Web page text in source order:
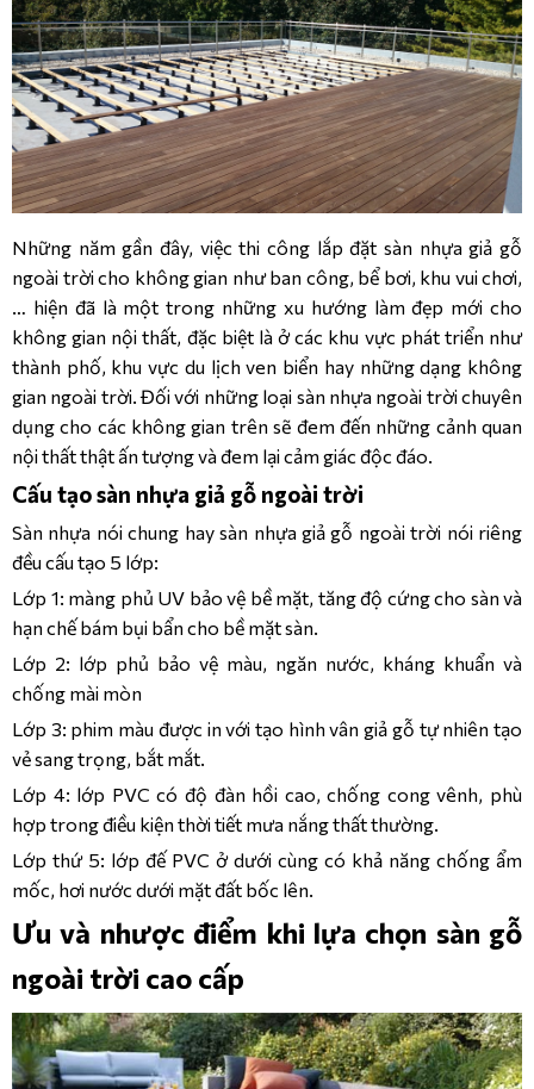
KRONOPOL
AQUA
FIORI
–
10MM/AC6
KRONOPOL
AQUA
LOUVRE
-
KRONOPOL
AQUA
SYMFONIA
–
12MM/AC5
Những năm gần đây, việc thi công lắp đặt sàn nhựa giả gỗ
ngoài trời cho không gian như ban công, bể bơi, khu vui chơi,
… hiện đã là một trong những xu hướng làm đẹp mới cho
không gian nội thất, đặc biệt là ở các khu vực phát triển như
thành phố, khu vực du lịch ven biển hay những dạng không
gian ngoài trời. Đối với những loại sàn nhựa ngoài trời chuyên
dụng cho các không gian trên sẽ đem đến những cảnh quan
nội thất thật ấn tượng và đem lại cảm giác độc đáo.
Cấu tạo sàn nhựa giả gỗ ngoài trời
Sàn nhựa nói chung hay sàn nhựa giả gỗ ngoài trời nói riêng
đều cấu tạo 5 lớp:
Lớp 1: màng phủ UV bảo vệ bề mặt, tăng độ cứng cho sàn và
hạn chế bám bụi bẩn cho bề mặt sàn.
Lớp 2: lớp phủ bảo vệ màu, ngăn nước, kháng khuẩn và
chống mài mòn
Lớp 3: phim màu được in với tạo hình vân giả gỗ tự nhiên tạo
vẻ sang trọng, bắt mắt.
Lớp 4: lớp PVC có độ đàn hồi cao, chống cong vênh, phù
hợp trong điều kiện thời tiết mưa nắng thất thường.
Lớp thứ 5: lớp đế PVC ở dưới cùng có khả năng chống ẩm
mốc, hơi nước dưới mặt đất bốc lên.
Ưu và nhược điểm khi lựa chọn sàn gỗ
ngoài trời cao cấp